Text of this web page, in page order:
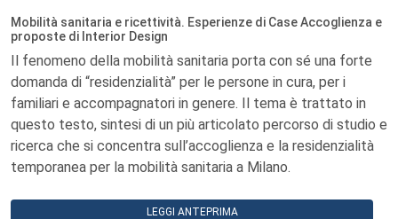
Mobilità sanitaria e ricettività. Esperienze di Case Accoglienza e
proposte di Interior Design
Il fenomeno della mobilità sanitaria porta con sé una forte
domanda di “residenzialità” per le persone in cura, per i
familiari e accompagnatori in genere. Il tema è trattato in
questo testo, sintesi di un più articolato percorso di studio e
ricerca che si concentra sull’accoglienza e la residenzialità
temporanea per la mobilità sanitaria a Milano.
LEGGI ANTEPRIMA